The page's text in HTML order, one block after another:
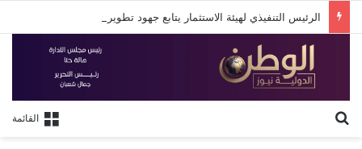
القائمة